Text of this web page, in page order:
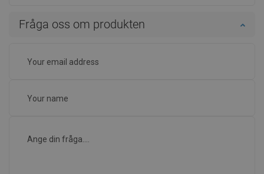
Fråga oss om produkten